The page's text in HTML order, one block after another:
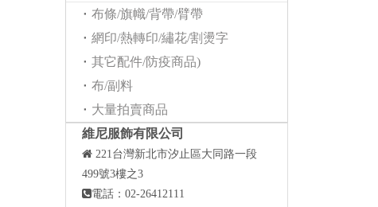
布條/旗幟/背帶/臂帶
網印/熱轉印/繡花/割燙字
其它配件/防疫商品)
布/副料
大量拍賣商品
維尼服飾有限公司
 221台灣新北市汐止區大同路一段
499號3樓之3
電話：02-26412111